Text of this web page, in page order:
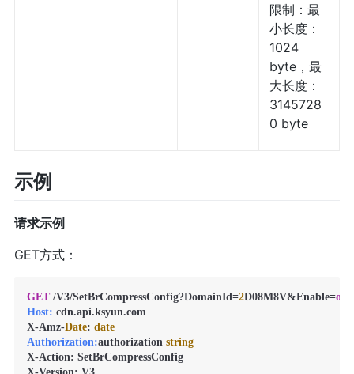
限制：最
小长度：
1024
byte，最
大长度：
3145728
0 byte
示例
请求示例
GET方式：
GET /V3/SetBrCompressConfig?DomainId=2D08M8V&Enable=off
Host: cdn.api.ksyun.com
X-Amz-Date: date
Authorization:authorization string
X-Action: SetBrCompressConfig